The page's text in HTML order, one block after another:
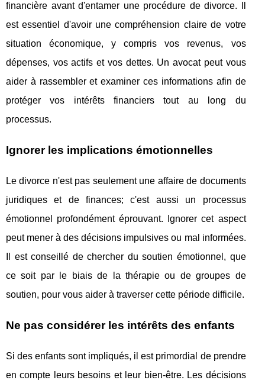
financière avant d'entamer une procédure de divorce. Il
est essentiel d'avoir une compréhension claire de votre
situation économique, y compris vos revenus, vos
dépenses, vos actifs et vos dettes. Un avocat peut vous
aider à rassembler et examiner ces informations afin de
protéger vos intérêts financiers tout au long du
processus.
Ignorer les implications émotionnelles
Le divorce n'est pas seulement une affaire de documents
juridiques et de finances; c'est aussi un processus
émotionnel profondément éprouvant. Ignorer cet aspect
peut mener à des décisions impulsives ou mal informées.
Il est conseillé de chercher du soutien émotionnel, que
ce soit par le biais de la thérapie ou de groupes de
soutien, pour vous aider à traverser cette période difficile.
Ne pas considérer les intérêts des enfants
Si des enfants sont impliqués, il est primordial de prendre
en compte leurs besoins et leur bien-être. Les décisions